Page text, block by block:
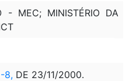
- MEC; MINISTÉRIO DA
8, DE 23/11/2000.